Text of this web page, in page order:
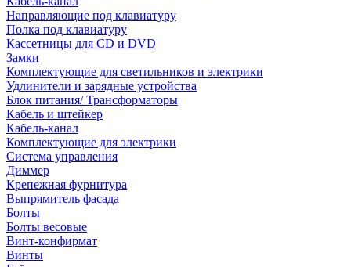
Направляющие под клавиатуру
Полка под клавиатуру
Кассетницы для CD и DVD
Замки
Комплектующие для светильников и электрики
Удлинители и зарядные устройства
Блок питания/ Трансформаторы
Кабель и штейкер
Кабель-канал
Комплектующие для электрики
Система управления
Диммер
Крепежная фурнитура
Выпрямитель фасада
Болты
Болты весовые
Винт-конфирмат
Винты